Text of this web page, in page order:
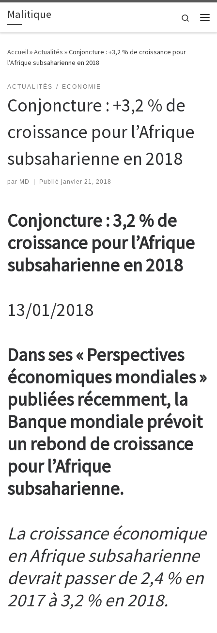
Passer au contenu
Malitique
Search
Accueil»Actualités »Conjoncture : +3,2 % de croissance pour
l’Afrique subsaharienne en 2018
ACTUALITÉS ECONOMIE
Conjoncture : +3,2 % de
croissance pour l’Afrique
subsaharienne en 2018
par MD | Publié janvier 21, 2018
Conjoncture : 3,2 % de
croissance pour l’Afrique
subsaharienne en 2018
13/01/2018
Dans ses « Perspectives
économiques mondiales »
publiées récemment, la
Banque mondiale prévoit
un rebond de croissance
pour l’Afrique
subsaharienne.
La croissance économique
en Afrique subsaharienne
devrait passer de 2,4 % en
2017 à 3,2 % en 2018.